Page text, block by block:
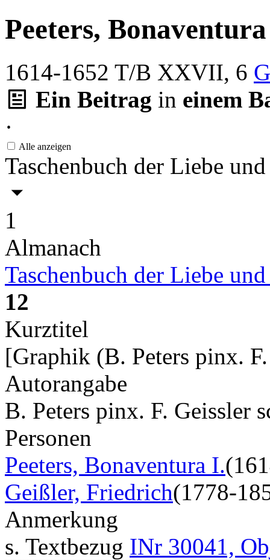
Peeters,
1614-1652 T/B XXVII, 6
Ein Beitrag in einem
·
Alle anzeigen
Taschenbuch der Liebe
1
Almanach
Taschenbuch der Liebe
12
Kurztitel
[Graphik (B. Peters pinx.
Autorangabe
B. Peters pinx. F. Geissler
Personen
Peeters, Bonaventura I.
Geißler, Friedrich(1778-
Anmerkung
s. Textbezug INr 30041,